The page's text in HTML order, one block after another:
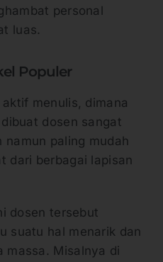
personal
luas.
Populer
menulis, dimana
dosen sangat
namun paling mudah
dari berbagai lapisan
dosen tersebut
suatu hal menarik dan
massa. Misalnya di